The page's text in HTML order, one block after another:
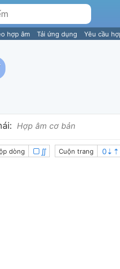
hợp âm Tải ứng dụng Yêu cầu
Hợp âm cơ bản
dòng ∬ Cuộn trang